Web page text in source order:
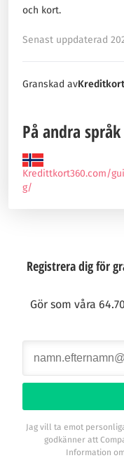
och kort.
Senast uppdaterad
Granskad av
På andra språk
Kredittkort360.com/
g/
Registrera dig för
Gör som våra
Jag vill ta emot
godkänner att
Information